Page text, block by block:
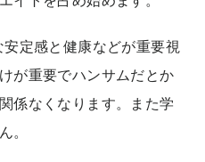
定感と健康などが重要視
が重要でハンサムだとか
係なくなります。また学
。